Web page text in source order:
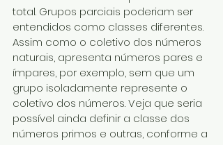
total. Grupos parciais poderiam ser
entendidos como classes diferentes.
Assim como o coletivo dos números
naturais, apresenta números pares e
ímpares, por exemplo, sem que um
grupo isoladamente represente o
coletivo dos números. Veja que seria
possível ainda definir a classe dos
números primos e outras, conforme a